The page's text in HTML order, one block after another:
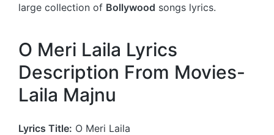
large collection of Bollywood songs lyrics.
O Meri Laila Lyrics
Description From Movies-
Laila Majnu
Lyrics Title: O Meri Laila